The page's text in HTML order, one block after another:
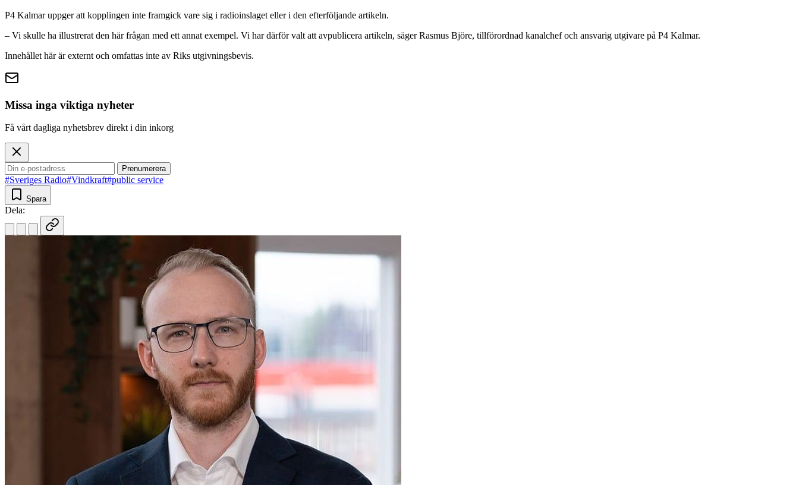
P4 Kalmar uppger att kopplingen inte framgick vare sig i radioinslaget eller i den efterföljande artikeln.
– Vi skulle ha illustrerat den här frågan med ett annat exempel. Vi har därför valt att avpublicera artikeln, säger Rasmus Björe, tillförordnad kanalchef och ansvarig utgivare på P4 Kalmar.
Innehållet här är externt och omfattas inte av Riks utgivningsbevis.
Missa inga viktiga nyheter
Få vårt dagliga nyhetsbrev direkt i din inkorg
Prenumerera
#Sveriges Radio#Vindkraft#public service
Spara
Dela: